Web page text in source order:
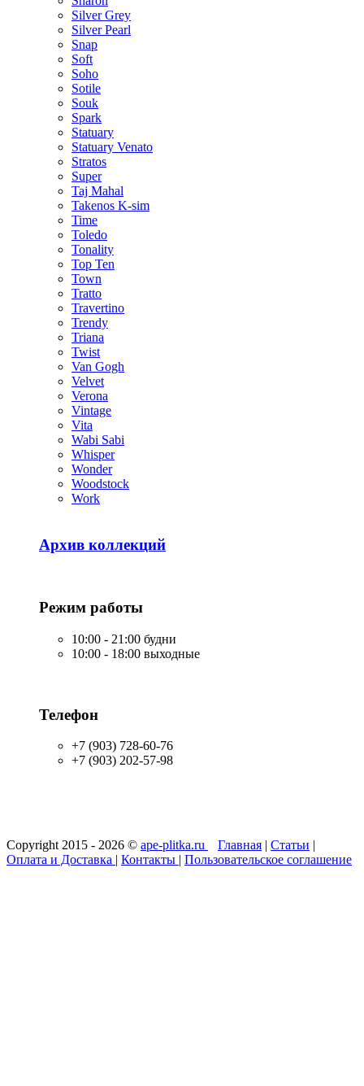
Silver Grey
Silver Pearl
Snap
Soft
Soho
Sotile
Souk
Spark
Statuary
Statuary Venato
Stratos
Super
Taj Mahal
Takenos K-sim
Time
Toledo
Tonality
Top Ten
Town
Tratto
Travertino
Trendy
Triana
Twist
Van Gogh
Velvet
Verona
Vintage
Vita
Wabi Sabi
Whisper
Wonder
Woodstock
Work
Архив коллекций
Режим работы
10:00 - 21:00 будни
10:00 - 18:00 выходные
Телефон
+7 (903) 728-60-76
+7 (903) 202-57-98
Copyright 2015 - 2026 © ape-plitka.ru Главная | Статьи |
Оплата и Доставка | Контакты | Пользовательское соглашение